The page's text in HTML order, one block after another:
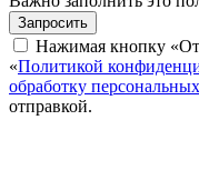
Запросить
Нажимая кнопку
«Политикой
обработку
отправкой.